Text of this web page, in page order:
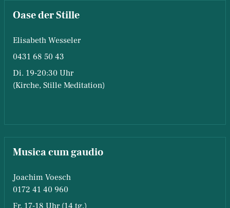
Oase der Stille
Elisabeth Wesseler
0431 68 50 43
Di. 19-20:30 Uhr
(Kirche, Stille Meditation)
Musica cum gaudio
Joachim Voesch
0172 41 40 960
Fr. 17-18 Uhr (14 tg.)